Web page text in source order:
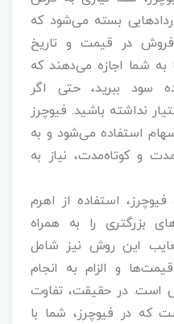
بسته می‌شود که
در قیمت و تاریخ
شما اجازه می‌دهند که
سود ببرید، حتی اگر
نداشته باشید. فیوچرز
سهام استفاده می‌شود و به
و کوتاه‌مدت، نیاز به
استفاده از اهرم
بزرگتری را به همراه
این روش نیز شامل
و الزام به انجام
است. در حقیقت، تفاوت
که در فیوچرز، شما با